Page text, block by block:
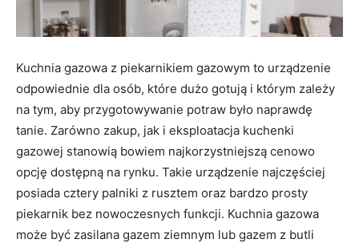
Kuchnia gazowa z piekarnikiem gazowym to urządzenie
odpowiednie dla osób, które dużo gotują i którym zależy
na tym, aby przygotowywanie potraw było naprawdę
tanie. Zarówno zakup, jak i eksploatacja kuchenki
gazowej stanowią bowiem najkorzystniejszą cenowo
opcję dostępną na rynku. Takie urządzenie najczęściej
posiada cztery palniki z rusztem oraz bardzo prosty
piekarnik bez nowoczesnych funkcji. Kuchnia gazowa
może być zasilana gazem ziemnym lub gazem z butli